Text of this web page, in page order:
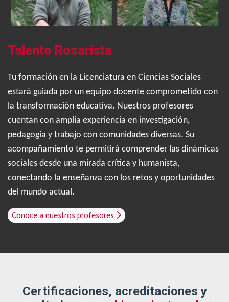
Talento Rosarista
Tu formación en la Licenciatura en Ciencias Sociales
estará guiada por un equipo docente comprometido con
la transformación educativa. Nuestros profesores
cuentan con amplia experiencia en investigación,
pedagogía y trabajo con comunidades diversas. Su
acompañamiento te permitirá comprender las dinámicas
sociales desde una mirada crítica y humanista,
conectando la enseñanza con los retos y oportunidades
del mundo actual.
Conoce a nuestros profesores
Certificaciones, acreditaciones y